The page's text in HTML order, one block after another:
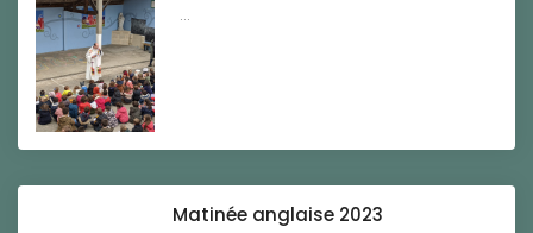
...
Matinée anglaise 2023